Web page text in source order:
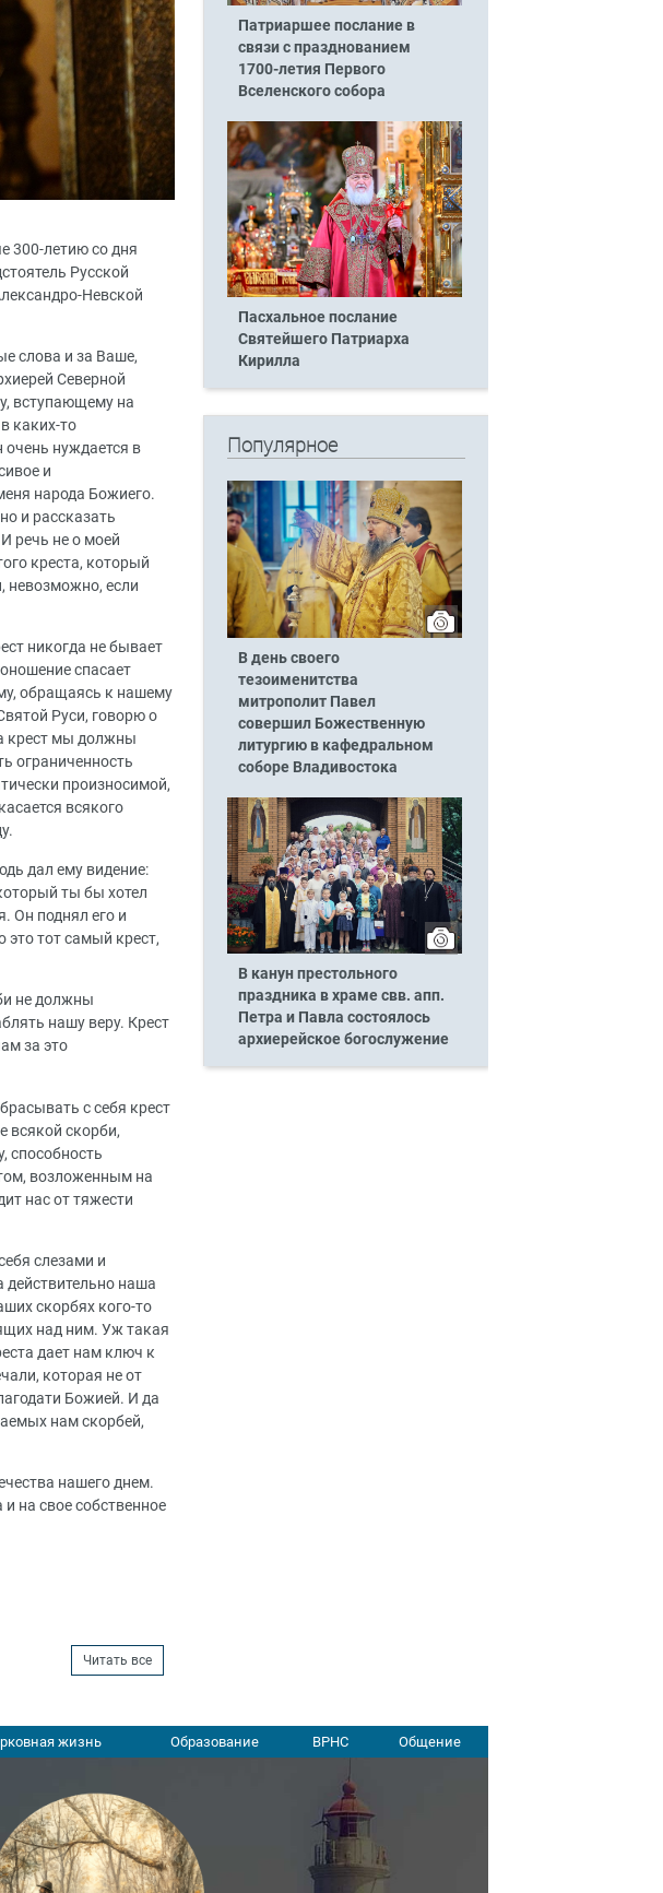
300-летию со дня
Русской
Невской
слова и за Ваше,
Северной
вступающему на
каких-то
очень нуждается в
и
народа Божиего.
и рассказать
речь не о моей
креста, который
невозможно, если
никогда не бывает
спасает
обращаясь к нашему
Руси, говорю о
крест мы должны
ограниченность
произносимой,
всякого
дал ему видение:
ты бы хотел
Он поднял его и
это тот самый крест,
не должны
нашу веру. Крест
за это
с себя крест
всякой скорби,
способность
возложенным на
нас от тяжести
слезами и
наша
скорбях кого-то
над ним. Уж такая
дает нам ключ к
которая не от
Божией. И да
нам скорбей,
нашего днем.
на свое собственное
Читать все
Патриаршее послание в
связи с празднованием
1700-летия Первого
Вселенского собора
Пасхальное послание
Святейшего Патриарха
Кирилла
Популярное
В день своего
тезоименитства
митрополит Павел
совершил Божественную
литургию в кафедральном
соборе Владивостока
В канун престольного
праздника в храме свв. апп.
Петра и Павла состоялось
архиерейское богослужение
жизнь Образование ВРНС Общение